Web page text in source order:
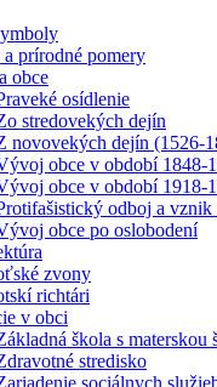
a prírodné pomery
obce
osídlenie
stredovekých dejín
novovekých dejín (1526-
obce v období 1848-
obce v období 1918-
odboj a vznik
obce po oslobodení
zvony
richtári
v obci
škola s materskou
stredisko
sociálnych